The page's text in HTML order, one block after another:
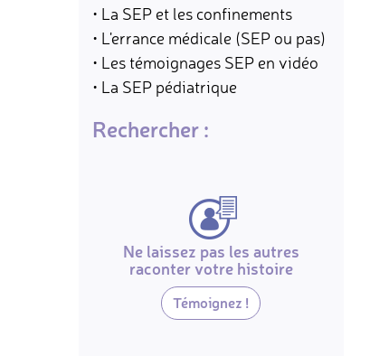
• La SEP et les confinements
• L'errance médicale (SEP ou pas)
• Les témoignages SEP en vidéo
• La SEP pédiatrique
Rechercher :
Ne laissez pas les autres
raconter votre histoire
Témoignez !